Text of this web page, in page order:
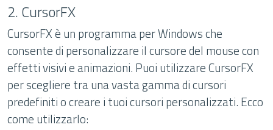
2. CursorFX
CursorFX è un programma per Windows che
consente di personalizzare il cursore del mouse con
effetti visivi e animazioni. Puoi utilizzare CursorFX
per scegliere tra una vasta gamma di cursori
predefiniti o creare i tuoi cursori personalizzati. Ecco
come utilizzarlo: